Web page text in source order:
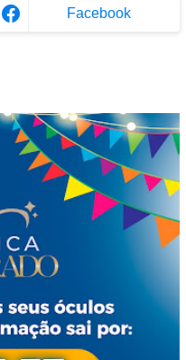
Facebook